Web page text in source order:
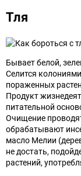
Тля
Бывает белой,
Селится
пораженных
Продукт
питательной
Очищение
обрабатывают
масло Мелии
не достать,
растений,